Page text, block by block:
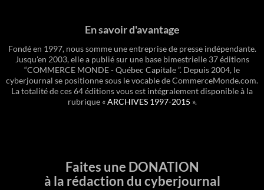
En savoir d'avantage
Fondé en 1997, nous somme une entreprise de presse indépendante.
Jusqu'en 2003, elle a publié sur une base bimestrielle 37 éditions
“COMMERCE MONDE - Québec Capitale ”. Depuis 2004, le
cyberjournal se positionne sous le vocable de CommerceMonde.com.
La totalité de ces 64 éditions vous est intégralement disponible à la
rubrique «ARCHIVES 1997-2015 ».
Faites une DONATION
à la rédaction du cyberjournal